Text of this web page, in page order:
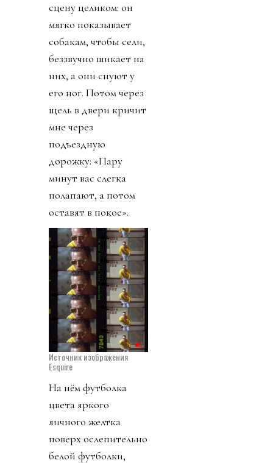
сцену целиком: он
мягко показывает
собакам, чтобы сели,
беззвучно шикает на
них, а они снуют у
его ног. Потом через
щель в двери кричит
мне через
подъездную
дорожку: «Пару
минут вас слегка
полапают, а потом
оставят в покое».
Источник изображения
Esquire
На нём футболка
цвета яркого
яичного желтка
поверх ослепительно
белой футболки,